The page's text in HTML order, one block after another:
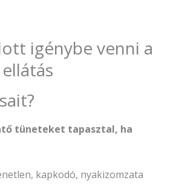
igénybe venni a
tüneteket tapasztal, ha
kapkodó, nyakizomzata